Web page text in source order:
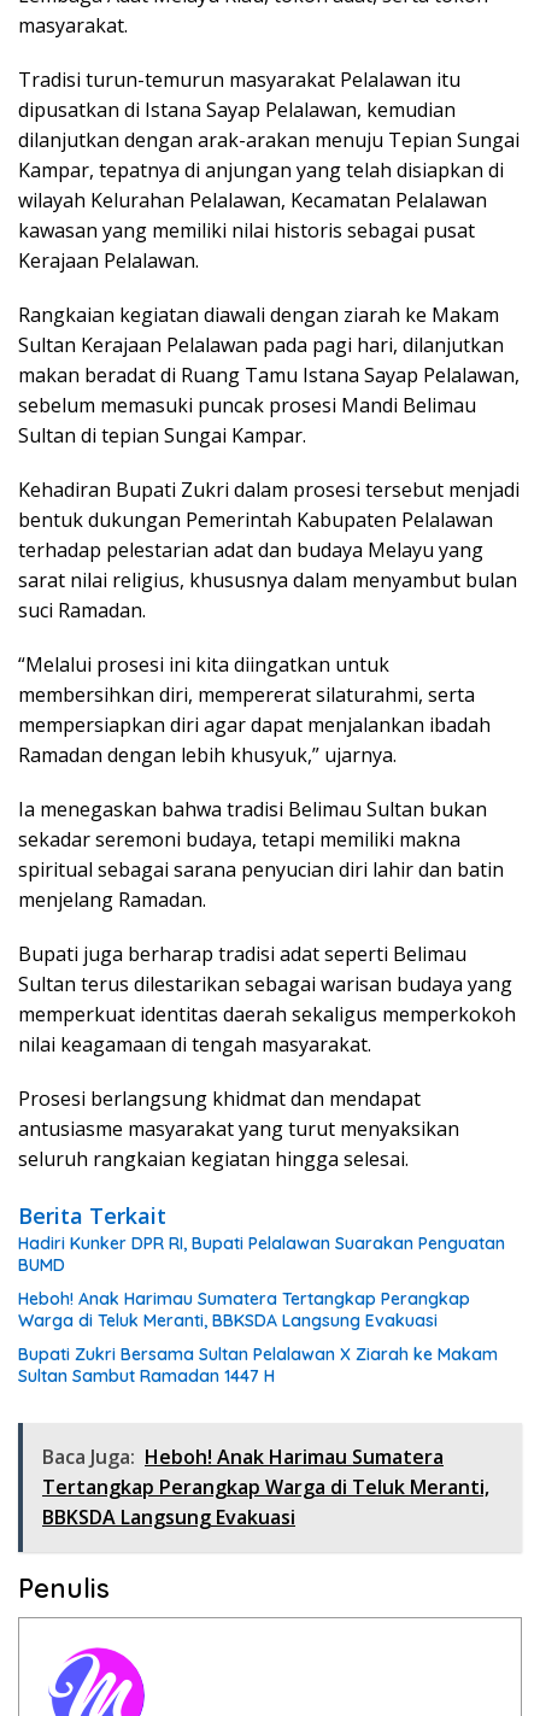
masyarakat.
Tradisi turun-temurun masyarakat Pelalawan itu
dipusatkan di Istana Sayap Pelalawan, kemudian
dilanjutkan dengan arak-arakan menuju Tepian Sungai
Kampar, tepatnya di anjungan yang telah disiapkan di
wilayah Kelurahan Pelalawan, Kecamatan Pelalawan
kawasan yang memiliki nilai historis sebagai pusat
Kerajaan Pelalawan.
Rangkaian kegiatan diawali dengan ziarah ke Makam
Sultan Kerajaan Pelalawan pada pagi hari, dilanjutkan
makan beradat di Ruang Tamu Istana Sayap Pelalawan,
sebelum memasuki puncak prosesi Mandi Belimau
Sultan di tepian Sungai Kampar.
Kehadiran Bupati Zukri dalam prosesi tersebut menjadi
bentuk dukungan Pemerintah Kabupaten Pelalawan
terhadap pelestarian adat dan budaya Melayu yang
sarat nilai religius, khususnya dalam menyambut bulan
suci Ramadan.
“Melalui prosesi ini kita diingatkan untuk
membersihkan diri, mempererat silaturahmi, serta
mempersiapkan diri agar dapat menjalankan ibadah
Ramadan dengan lebih khusyuk,” ujarnya.
Ia menegaskan bahwa tradisi Belimau Sultan bukan
sekadar seremoni budaya, tetapi memiliki makna
spiritual sebagai sarana penyucian diri lahir dan batin
menjelang Ramadan.
Bupati juga berharap tradisi adat seperti Belimau
Sultan terus dilestarikan sebagai warisan budaya yang
memperkuat identitas daerah sekaligus memperkokoh
nilai keagamaan di tengah masyarakat.
Prosesi berlangsung khidmat dan mendapat
antusiasme masyarakat yang turut menyaksikan
seluruh rangkaian kegiatan hingga selesai.
Berita Terkait
Hadiri Kunker DPR RI, Bupati Pelalawan Suarakan Penguatan
BUMD
Heboh! Anak Harimau Sumatera Tertangkap Perangkap
Warga di Teluk Meranti, BBKSDA Langsung Evakuasi
Bupati Zukri Bersama Sultan Pelalawan X Ziarah ke Makam
Sultan Sambut Ramadan 1447 H
Baca Juga: Heboh! Anak Harimau Sumatera
Tertangkap Perangkap Warga di Teluk Meranti,
BBKSDA Langsung Evakuasi
Penulis